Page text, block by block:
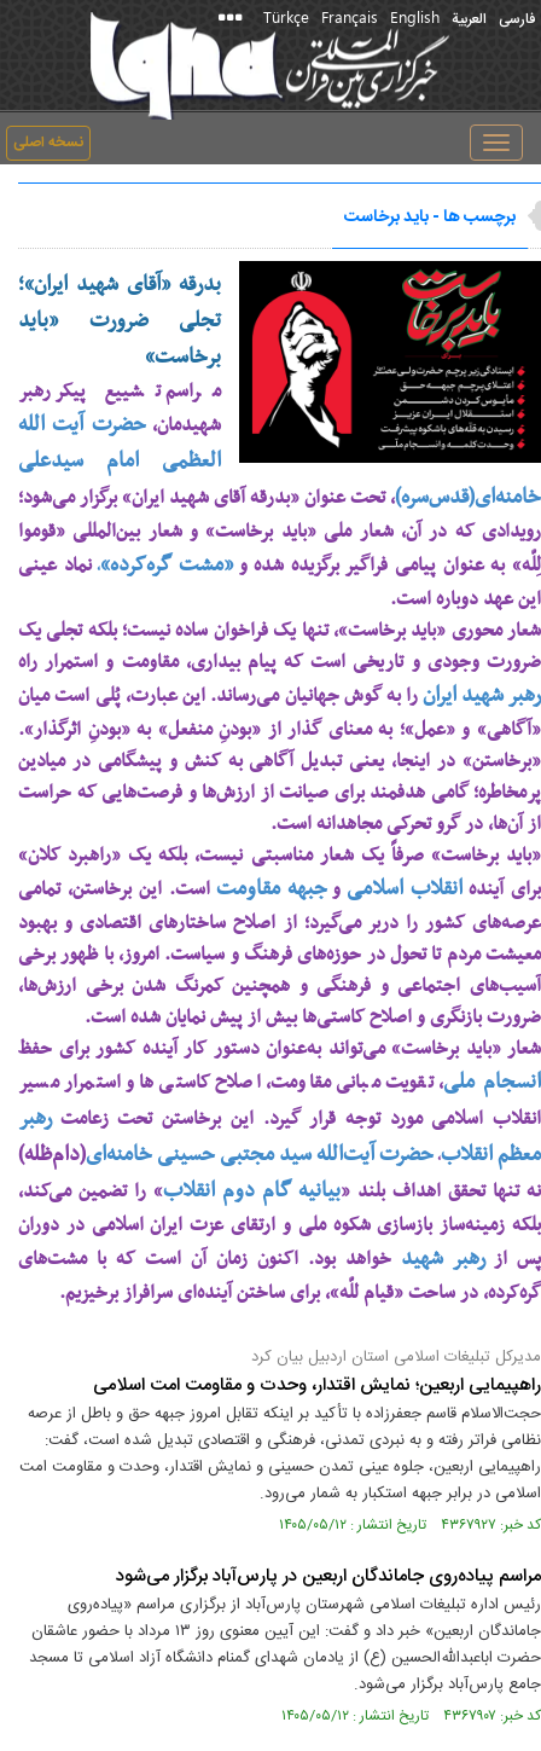
فارسی العربیة English
Français
Türkçe
نسخه اصلی
Toggle
navigation
برچسب ها - باید برخاست
بدرقه «آقای شهید ایران»؛
تجلی ضرورت «باید
برخاست»
مراسم تشییع پیکر رهبر
شهیدمان، حضرت آیت الله
العظمی امام سیدعلی
خامنه‌ای(قدس‌سره)، تحت عنوان «بدرقه آقای شهید ایران» برگزار می‌شود؛
رویدادی که در آن، شعار ملی «باید برخاست» و شعار بین‌المللی «قوموا
لِلّه» به عنوان پیامی فراگیر برگزیده شده و«مشت گره‌کرده»، نماد عینی
این عهد دوباره است.
شعار محوری «باید برخاست»، تنها یک فراخوان ساده نیست؛ بلکه تجلی یک
ضرورت وجودی و تاریخی است که پیام بیداری، مقاومت و استمرار راه
رهبر شهید ایرانرا به گوش جهانیان می‌رساند. این عبارت، پُلی است میان
«آگاهی» و «عمل»؛ به معنای گذار از «بودنِ منفعل» به «بودنِ اثرگذار».
«برخاستن» در اینجا، یعنی تبدیل آگاهی به کنش و پیشگامی در میادین
پرمخاطره؛ گامی هدفمند برای صیانت از ارزش‌ها و فرصت‌هایی که حراست
از آن‌ها، در گرو تحرکی مجاهدانه است.
«باید برخاست» صرفاً یک شعار مناسبتی نیست، بلکه یک «راهبرد کلان»
برای آینده‌انقلاب اسلامی وجبهه مقاومتاست. این برخاستن، تمامی
عرصه‌های کشور را دربر می‌گیرد؛ از اصلاح ساختارهای اقتصادی و بهبود
معیشت مردم تا تحول در حوزه‌های فرهنگ و سیاست. امروز، با ظهور برخی
آسیب‌های اجتماعی و فرهنگی و همچنین کمرنگ شدن برخی ارزش‌ها،
ضرورت بازنگری و اصلاح کاستی‌ها بیش از پیش نمایان شده است.
شعار «باید برخاست» می‌تواند به‌عنوان دستور کار آینده کشور برای حفظ
انسجام ملی، تقویت مبانی مقاومت، اصلاح کاستی‌ها و استمرار مسیر
انقلاب اسلامی مورد توجه قرار گیرد. این برخاستن تحت زعامت رهبر
معظم انقلاب،حضرت آیت‌الله سید مجتبی حسینی خامنه‌ای(دام‌ظله)
نه تنها تحقق اهداف بلند «بیانیه گام دوم انقلاب» را تضمین می‌کند،
بلکه زمینه‌ساز بازسازی شکوه ملی و ارتقای عزت ایران اسلامی در دوران
پس از رهبر شهید خواهد بود. اکنون زمان آن است که با مشت‌های
گره‌کرده، در ساحت «قیام للّه»، برای ساختن آینده‌ای سرافراز برخیزیم.
مدیرکل تبلیغات اسلامی استان اردبیل بیان کرد
راهپیمایی اربعین؛ نمایش اقتدار، وحدت و مقاومت امت اسلامی
حجت‌الاسلام قاسم جعفرزاده با تأکید بر اینکه تقابل امروز جبهه حق و باطل از عرصه
نظامی فراتر رفته و به نبردی تمدنی، فرهنگی و اقتصادی تبدیل شده است، گفت:
راهپیمایی اربعین، جلوه عینی تمدن حسینی و نمایش اقتدار، وحدت و مقاومت امت
اسلامی در برابر جبهه استکبار به شمار می‌رود.
کد خبر: ۴۳۶۷۹۲۷ تاریخ انتشار : ۱۴۰۵/۰۵/۱۲
مراسم پیاده‌روی جاماندگان اربعین در پارس‌آباد برگزار می‌شود
رئیس اداره تبلیغات اسلامی شهرستان پارس‌آباد از برگزاری مراسم «پیاده‌روی
جاماندگان اربعین» خبر داد و گفت: این آیین معنوی روز ۱۳ مرداد با حضور عاشقان
حضرت اباعبدالله‌الحسین (ع) از یادمان شهدای گمنام دانشگاه آزاد اسلامی تا مسجد
جامع پارس‌آباد برگزار می‌شود.
کد خبر: ۴۳۶۷۹۰۷ تاریخ انتشار : ۱۴۰۵/۰۵/۱۲